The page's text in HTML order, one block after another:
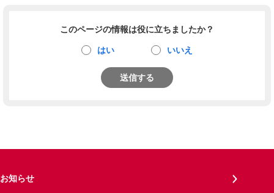
このページの情報は役に立ちましたか？
はい いいえ
送信する
お知らせ